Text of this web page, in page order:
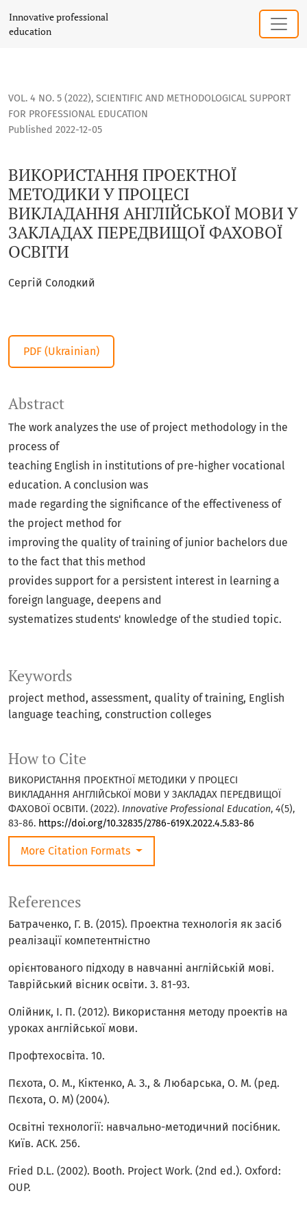
ВИКОРИСТАННЯ ПРОЕКТНОЇ МЕТОДИКИ У ПРОЦЕСІ
Innovative professional
education
VOL. 4 NO. 5 (2022), SCIENTIFIC AND METHODOLOGICAL SUPPORT
FOR PROFESSIONAL EDUCATION
ВИКОРИСТАННЯ ПРОЕКТНОЇ
МЕТОДИКИ У ПРОЦЕСІ
ВИКЛАДАННЯ АНГЛІЙСЬКОЇ МОВИ У
ЗАКЛАДАХ ПЕРЕДВИЩОЇ ФАХОВОЇ
ОСВІТИ
Published 2022-12-05
Сергій Солодкий
PDF (Ukrainian)
Keywords
project method, assessment, quality of training, English
language teaching, construction colleges
How to Cite
ВИКОРИСТАННЯ ПРОЕКТНОЇ МЕТОДИКИ У ПРОЦЕСІ
ВИКЛАДАННЯ АНГЛІЙСЬКОЇ МОВИ У ЗАКЛАДАХ ПЕРЕДВИЩОЇ
ФАХОВОЇ ОСВІТИ. (2022). Innovative Professional Education, 4(5),
83-86. https://doi.org/10.32835/2786-619X.2022.4.5.83-86
More Citation Formats
Abstract
The work analyzes the use of project methodology in the
process of
teaching English in institutions of pre-higher vocational
education. A conclusion was
made regarding the significance of the effectiveness of
the project method for
improving the quality of training of junior bachelors due
to the fact that this method
provides support for a persistent interest in learning a
foreign language, deepens and
systematizes students' knowledge of the studied topic.
References
Батраченко, Г. В. (2015). Проектна технологія як засіб
реалізації компетентністно
орієнтованого підходу в навчанні англійській мові.
Таврійський вісник освіти. 3. 81-93.
Олійник, І. П. (2012). Використання методу проектів на
уроках англійської мови.
Профтехосвіта. 10.
Пєхота, О. М., Кіктенко, А. З., & Любарська, О. М. (ред.
Пєхота, О. М) (2004).
Освітні технології: навчально-методичний посібник.
Київ. АСК. 256.
Fried D.L. (2002). Booth. Project Work. (2nd ed.). Oxford:
OUP.